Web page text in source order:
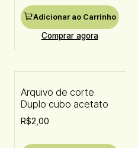
Adicionar ao Carrinho
Comprar agora
Arquivo de corte
Duplo cubo acetato
R$2,00